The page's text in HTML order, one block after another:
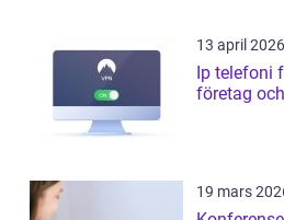
13 april 2026
Ip telefoni framtidens samtal för
företag
19 mars